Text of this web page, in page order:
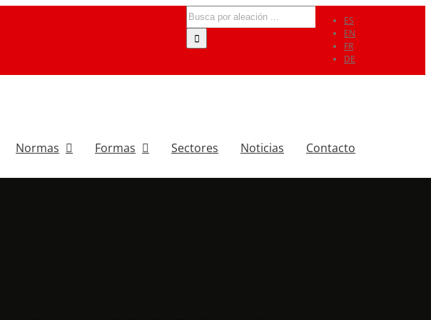
ES
EN
FR
DE
Search
for:
Normas Formas Sectores Noticias Contacto